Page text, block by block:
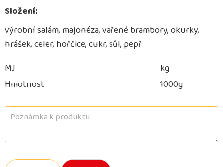
Složení:
výrobní salám, majonéza, vařené brambory, okurky,
hrášek, celer, hořčice, cukr, sůl, pepř
MJ
kg
Hmotnost
1000g